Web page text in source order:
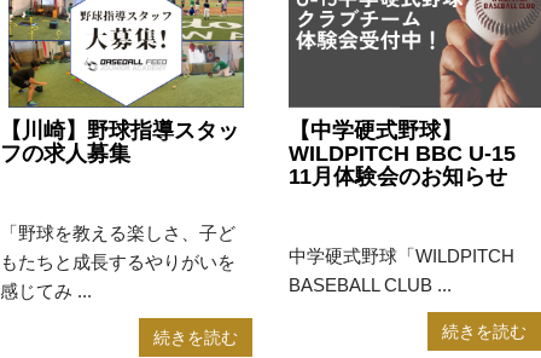
【川崎】野球指導スタッ
フの求人募集
「野球を教える楽しさ、子ど
もたちと成長するやりがいを
感じてみ ...
続きを読む
【中学硬式野球】
WILDPITCH BBC U-15
11月体験会のお知らせ
中学硬式野球「WILDPITCH
BASEBALL CLUB ...
続きを読む